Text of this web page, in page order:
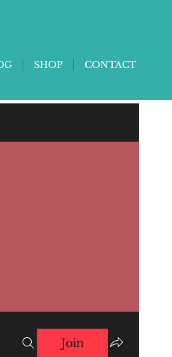
SHOP CONTACT
Join